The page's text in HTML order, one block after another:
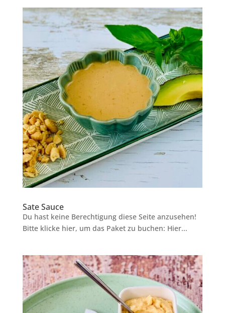
Sate Sauce
Du hast keine Berechtigung diese Seite anzusehen!
Bitte klicke hier, um das Paket zu buchen: Hier...